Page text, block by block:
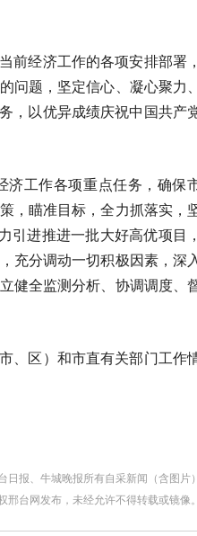
前经济工作的各项安排部署，
问题，坚定信心、凝心聚力、
，以优异成绩庆祝中国共产
济工作各项重点任务，确保
，瞄准目标，全力抓落实，
引进推进一批大好高优项目，
充分调动一切积极因素，深
健全监测分析、协调调度、
、区）和市直有关部门工作
日报、牛城晚报所有自采新闻（含图片）
邢台网发布，未经允许不得转载或镜像。